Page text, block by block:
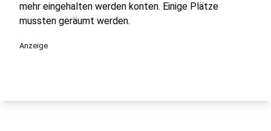
mehr eingehalten werden konten. Einige Plätze
mussten geräumt werden.
Anzeige